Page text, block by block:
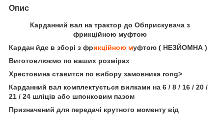
Опис
Карданний вал на трактор до Обприскувача з
фрикційною муфтою
Кардан йде в зборі з фрикційною муфтою ( НЕЗЙОМНА )
Виготовлюємо по ваших розмірах
Хрестовина ставится по вибору замовника rong>
Карданний вал комплектується вилками на 6 / 8 / 16 / 20 /
21 / 24 шліців або шпонковим пазом
Призначений для передачі крутного моменту від